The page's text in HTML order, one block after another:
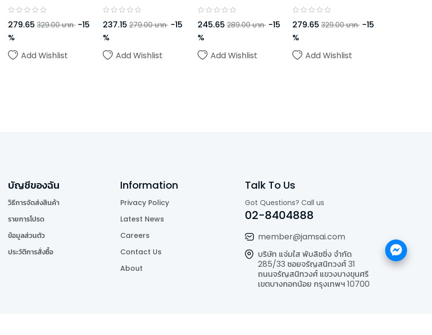
279.65 329.00 บาท -15
%
Add Wishlist
237.15 279.00 บาท -15
%
Add Wishlist
245.65 289.00 บาท -15
%
Add Wishlist
279.65 329.00 บาท -15
%
Add Wishlist
บัญชีของฉัน
วิธีการจัดส่งสินค้า
รายการโปรด
ข้อมูลส่วนตัว
ประวัติการสั่งซื้อ
Information
Privacy Policy
Latest News
Careers
Contact Us
About
Talk To Us
Got Questions? Call us
02-8404888
member@jamsai.com
บริษัท แจ่มใส พับลิชชิ่ง จำกัด
285/33 ซอยจรัญสนิทวงศ์ 31
ถนนจรัญสนิทวงศ์ แขวงบางขุนศรี
เขตบางกอกน้อย กรุงเทพฯ 10700